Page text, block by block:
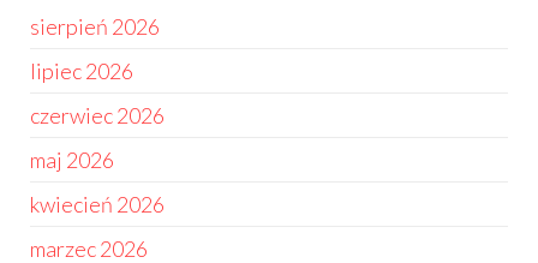
sierpień 2026
lipiec 2026
czerwiec 2026
maj 2026
kwiecień 2026
marzec 2026